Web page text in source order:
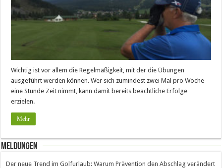
Wichtig ist vor allem die Regelmäßigkeit, mit der die Übungen
ausgeführt werden können. Wer sich zumindest zwei Mal pro Woche
eine Stunde Zeit nimmt, kann damit bereits beachtliche Erfolge
erzielen.
Mehr
Meldungen
Der neue Trend im Golfurlaub: Warum Prävention den Abschlag verändert